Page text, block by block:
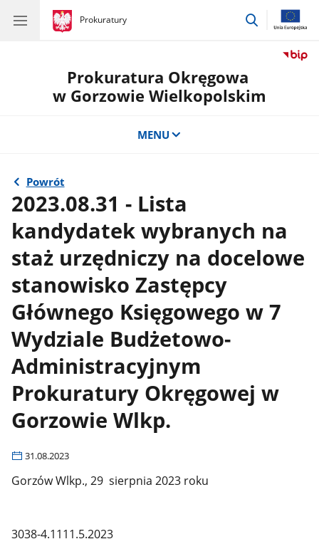
gov.pl
Prokuratury
gov.pl
Prokuratury
przejdź
Prokuratura Okręgowa
w Gorzowie Wielkopolskim
MENU
Powrót
2023.08.31 - Lista
kandydatek wybranych na
staż urzędniczy na docelowe
stanowisko Zastępcy
Głównego Księgowego w 7
Wydziale Budżetowo-
Administracyjnym
Prokuratury Okręgowej w
Gorzowie Wlkp.
31.08.2023
Gorzów Wlkp., 29 sierpnia 2023 roku
3038-4.1111.5.2023